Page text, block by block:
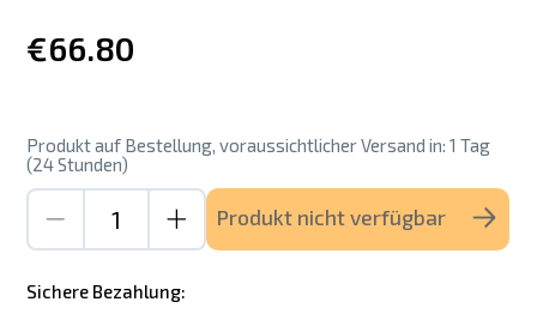
€66.80
Produkt auf Bestellung, voraussichtlicher Versand in: 1 Tag
(24 Stunden)
Produkt nicht verfügbar
Sichere Bezahlung: